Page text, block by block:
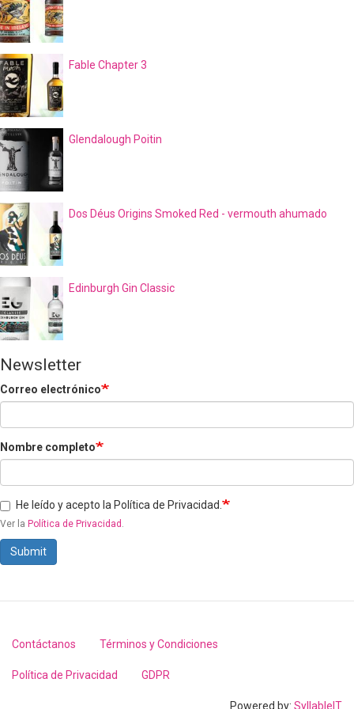
Fable Chapter 3
Glendalough Poitin
Dos Déus Origins Smoked Red - vermouth ahumado
Edinburgh Gin Classic
Newsletter
Correo electrónico
Nombre completo
He leído y acepto la Política de Privacidad.
Ver la Política de Privacidad .
Submit
Footer
menu
Contáctanos Términos y Condiciones
Política de Privacidad GDPR
Powered by: SyllableIT